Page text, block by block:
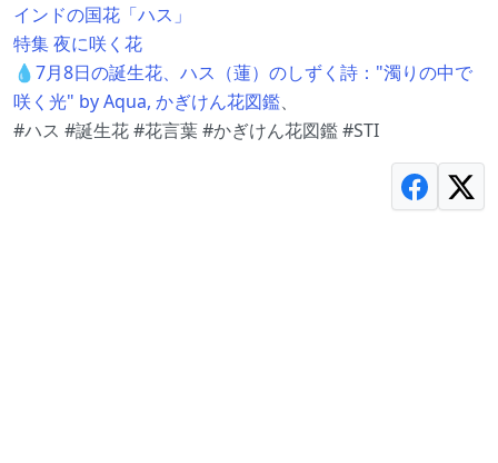
インドの国花「ハス」
特集 夜に咲く花
💧7月8日の誕生花、ハス（蓮）のしずく詩："濁りの中で
咲く光" by Aqua, かぎけん花図鑑、
#ハス #誕生花 #花言葉 #かぎけん花図鑑 #STI